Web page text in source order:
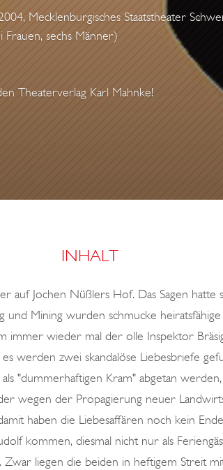
Mecklenburgisches Staatstheater
sechs Männer)
Theaterverlag Karl Mahnke!
INHALT
auf Jochen Nüßlers Hof. Das Sagen hatte
und Mining wurden schmucke
immer wieder mal der olle Inspektor
werden zwei skandalöse Liebesbriefe
"dummerhaftigen Kram" abgetan
wegen der Propagierung neuer
haben die Liebesaffären noch kein
kommen, diesmal nicht nur als
liegen die beiden in heftigem Streit